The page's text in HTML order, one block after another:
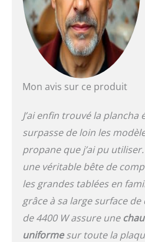
Mon avis sur ce produit
J’ai enfin trouvé la
surpasse de loin les
propane que j’ai pu utiliser.
une véritable bête de
les grandes tablées en
grâce à sa large surface
de 4400 W assure une
uniformesur toute la